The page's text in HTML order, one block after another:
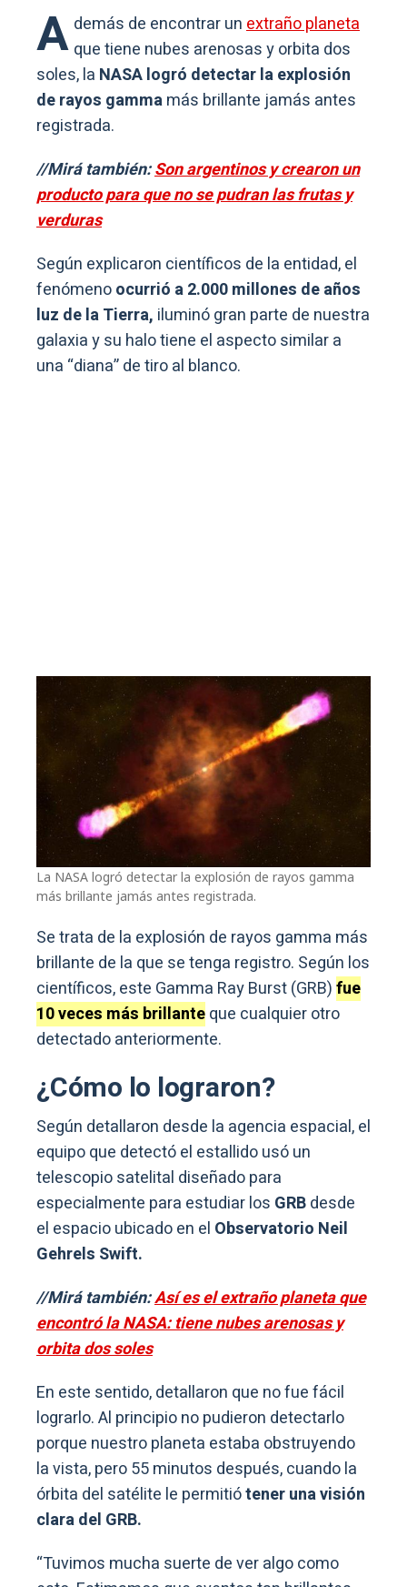
A demás de encontrar unextraño planeta
que tiene nubes arenosas y orbita dos
soles, la NASA logró detectar la explosión
de rayos gammamás brillante jamás antes
registrada.
//Mirá también:Son argentinos y crearon un
producto para que no se pudran las frutas y
verduras
Según explicaron científicos de la entidad, el
fenómenoocurrió a 2.000 millones de años
luz de la Tierra, iluminó gran parte de nuestra
galaxia y su halo tiene el aspecto similar a
una “diana” de tiro al blanco.
La NASA logró detectar la explosión de rayos gamma
más brillante jamás antes registrada.
Se trata de la explosión de rayos gamma más
brillante de la que se tenga registro. Según los
científicos, este Gamma Ray Burst (GRB)fue
10 veces más brillanteque cualquier otro
detectado anteriormente.
¿Cómo lo lograron?
Según detallaron desde la agencia espacial, el
equipo que detectó el estallido usó un
telescopio satelital diseñado para
especialmente para estudiar los GRBdesde
el espacio ubicado en el Observatorio Neil
Gehrels Swift.
//Mirá también:Así es el extraño planeta que
encontró la NASA: tiene nubes arenosas y
orbita dos soles
En este sentido, detallaron que no fue fácil
lograrlo. Al principio no pudieron detectarlo
porque nuestro planeta estaba obstruyendo
la vista, pero 55 minutos después, cuando la
órbita del satélite le permitiótener una visión
clara del GRB.
“Tuvimos mucha suerte de ver algo como